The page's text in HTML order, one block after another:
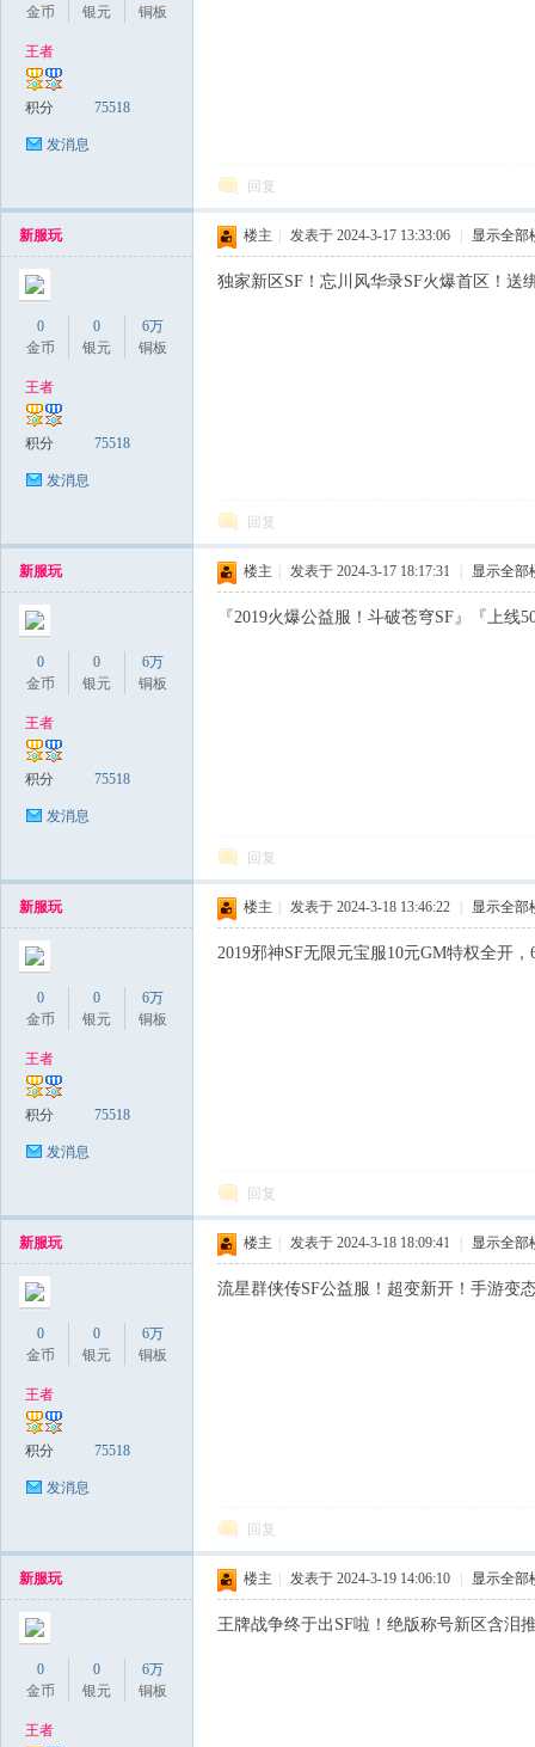
金币
银元
铜板
王者
积分 75518
发消息
回复
新服玩
0
金币
0
银元
6万
铜板
王者
积分 75518
发消息
楼主 发表于 2024-3-17 13:33:06 显示全部
独家新区SF！忘川风华录SF火爆首区！送
回复
新服玩
0
金币
0
银元
6万
铜板
王者
积分 75518
发消息
楼主 发表于 2024-3-17 18:17:31 显示全部
『2019火爆公益服！斗破苍穹SF』『上线
回复
新服玩
0
金币
0
银元
6万
铜板
王者
积分 75518
发消息
楼主 发表于 2024-3-18 13:46:22 显示全部
2019邪神SF无限元宝服10元GM特权全开
回复
新服玩
0
金币
0
银元
6万
铜板
王者
积分 75518
发消息
楼主 发表于 2024-3-18 18:09:41 显示全部
流星群侠传SF公益服！超变新开！手游变
回复
新服玩
0
金币
0
银元
6万
铜板
王者
楼主 发表于 2024-3-19 14:06:10 显示全部
王牌战争终于出SF啦！绝版称号新区含泪